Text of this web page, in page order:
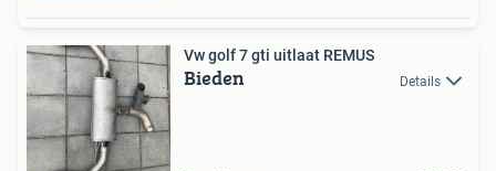
Vw golf 7 gti uitlaat REMUS
Bieden Details